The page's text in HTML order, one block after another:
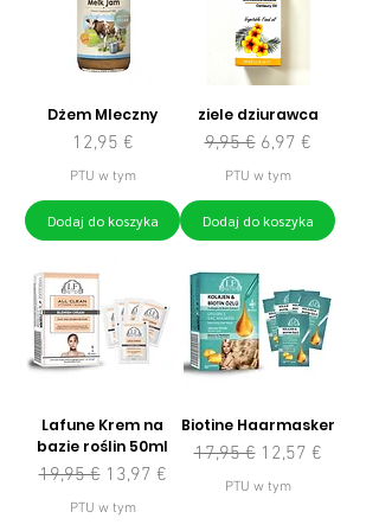
Dżem Mleczny
Cena
12,95 €
PTU w tym
Dodaj do koszyka
ziele dziurawca
Regularna cena
9,95 € Cena rabatowa
6,97 €
PTU w tym
Dodaj do koszyka
Lafune Krem na
bazie roślin 50ml
Regularna cena
19,95 € Cena rabatowa
13,97 €
PTU w tym
Biotine Haarmasker
Regularna cena
17,95 € Cena rabatowa
12,57 €
PTU w tym